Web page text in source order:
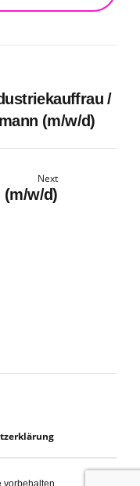
/
(m/w/d)
Next
(m/w/d)